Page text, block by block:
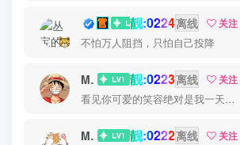
丛宝 靓:0224离线
关注
不怕万人阻挡，只怕自己投降
MS-康娃 靓:0223离线
关注
看见你可爱的笑容绝对是我一天中最美好的事
Miss 先生 靓:0222离线
关注